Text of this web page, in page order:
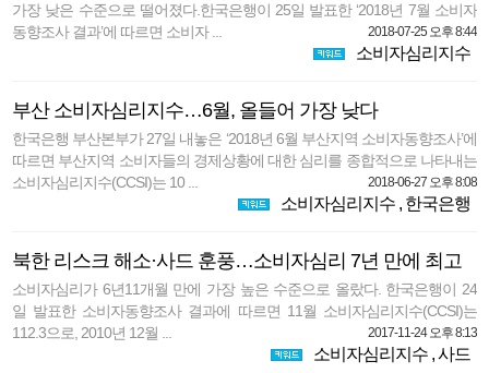
가장 낮은 수준으로 떨어졌다.한국은행이 25일 발표한 ‘2018년 7월 소비자
동향조사 결과’에 따르면 소비자 ...
2018-07-25 오후 8:44
소비자심리지수
부산 소비자심리지수…6월, 올들어 가장 낮다
한국은행 부산본부가 27일 내놓은 ‘2018년 6월 부산지역 소비자동향조사’에
따르면 부산지역 소비자들의 경제상황에 대한 심리를 종합적으로 나타내는
소비자심리지수(CCSI)는 10 ...
2018-06-27 오후 8:08
소비자심리지수, 한국은행
북한 리스크 해소·사드 훈풍…소비자심리 7년 만에 최고
소비자심리가 6년11개월 만에 가장 높은 수준으로 올랐다. 한국은행이 24
일 발표한 소비자동향조사 결과에 따르면 11월 소비자심리지수(CCSI)는
112.3으로, 2010년 12월 ...
2017-11-24 오후 8:13
소비자심리지수,사드